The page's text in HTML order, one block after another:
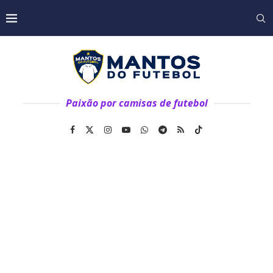
Paixão por camisas de futebol